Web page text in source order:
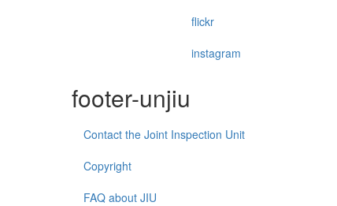
flickr
instagram
footer-unjiu
Contact the Joint Inspection Unit
Copyright
FAQ about JIU